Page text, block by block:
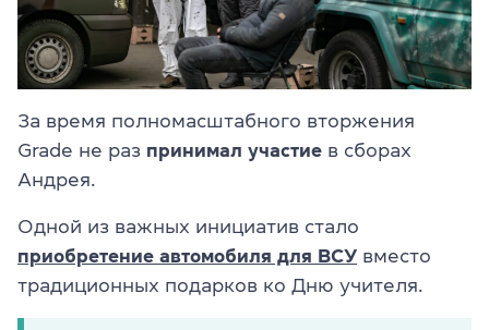
За время полномасштабного вторжения
Grade не раз принимал участие в сборах
Андрея.
Одной из важных инициатив стало
приобретение автомобиля для ВСУ вместо
традиционных подарков ко Дню учителя.